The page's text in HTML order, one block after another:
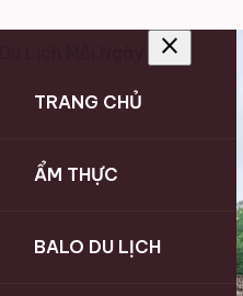
close
TRANG CHỦ
ẨM THỰC
BALO DU LỊCH